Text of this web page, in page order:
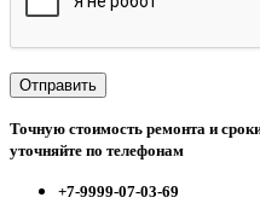
Точную стоимость ремонта и
уточняйте по телефонам
+7-9999-07-03-69